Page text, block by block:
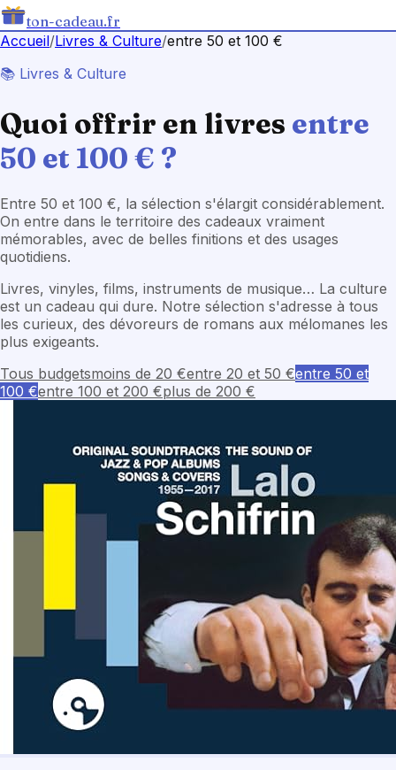
ton-cadeau.fr
Accueil/Livres & Culture/entre 50 et 100 €
📚 Livres & Culture
Quoi offrir en livres entre
50 et 100 € ?
Entre 50 et 100 €, la sélection s'élargit considérablement.
On entre dans le territoire des cadeaux vraiment
mémorables, avec de belles finitions et des usages
quotidiens.
Livres, vinyles, films, instruments de musique… La culture
est un cadeau qui dure. Notre sélection s'adresse à tous
les curieux, des dévoreurs de romans aux mélomanes les
plus exigeants.
Tous budgetsmoins de 20 €entre 20 et 50 €entre 50 et
100 €entre 100 et 200 €plus de 200 €